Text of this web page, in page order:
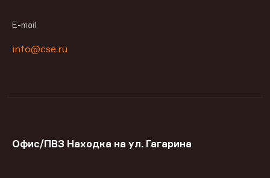
E-mail
info@cse.ru
Офис/ПВЗ Находка на ул. Гагарина